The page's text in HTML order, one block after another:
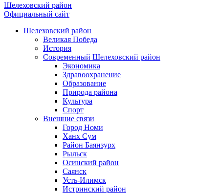
Шелеховский район
Официальный сайт
Шелеховский район
Великая Победа
История
Современный Шелеховский район
Экономика
Здравоохранение
Образование
Природа района
Культура
Спорт
Внешние связи
Город Номи
Ханх Сум
Район Баянзурх
Рыльск
Осинский район
Саянск
Усть-Илимск
Истринский район